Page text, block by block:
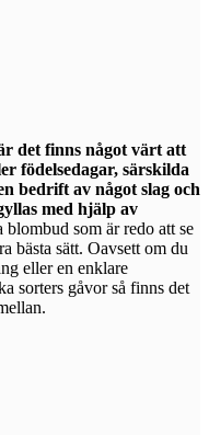
det finns något värt att
födelsedagar, särskilda
bedrift av något slag och
med hjälp av
bästa sätt. Oavsett om du
eller en enklare
sorters gåvor så finns det